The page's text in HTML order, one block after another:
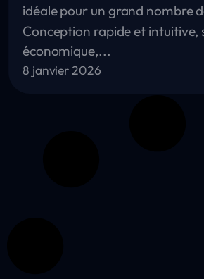
idéale pour un grand nombre
Conception rapide et intuitive,
économique,...
8 janvier 2026